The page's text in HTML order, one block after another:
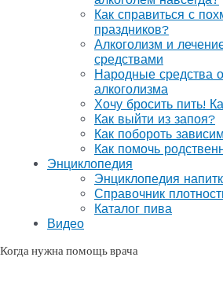
Как справиться с
праздников?
Алкоголизм и
средствами
Народные средства
алкоголизма
Хочу бросить пить!
Как выйти из запоя?
Как побороть
Как помочь
Энциклопедия
Энциклопедия
Справочник
Каталог пива
Видео
Когда нужна помощь врача